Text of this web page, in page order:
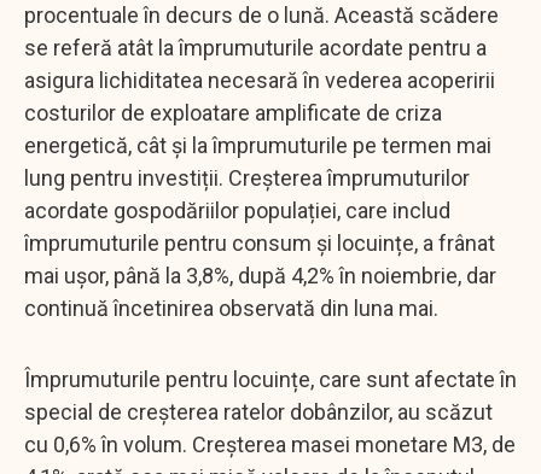
procentuale în decurs de o lună. Această scădere
se referă atât la împrumuturile acordate pentru a
asigura lichiditatea necesară în vederea acoperirii
costurilor de exploatare amplificate de criza
energetică, cât și la împrumuturile pe termen mai
lung pentru investiții. Creșterea împrumuturilor
acordate gospodăriilor populației, care includ
împrumuturile pentru consum și locuințe, a frânat
mai ușor, până la 3,8%, după 4,2% în noiembrie, dar
continuă încetinirea observată din luna mai.
Împrumuturile pentru locuințe, care sunt afectate în
special de creșterea ratelor dobânzilor, au scăzut
cu 0,6% în volum. Creșterea masei monetare M3, de